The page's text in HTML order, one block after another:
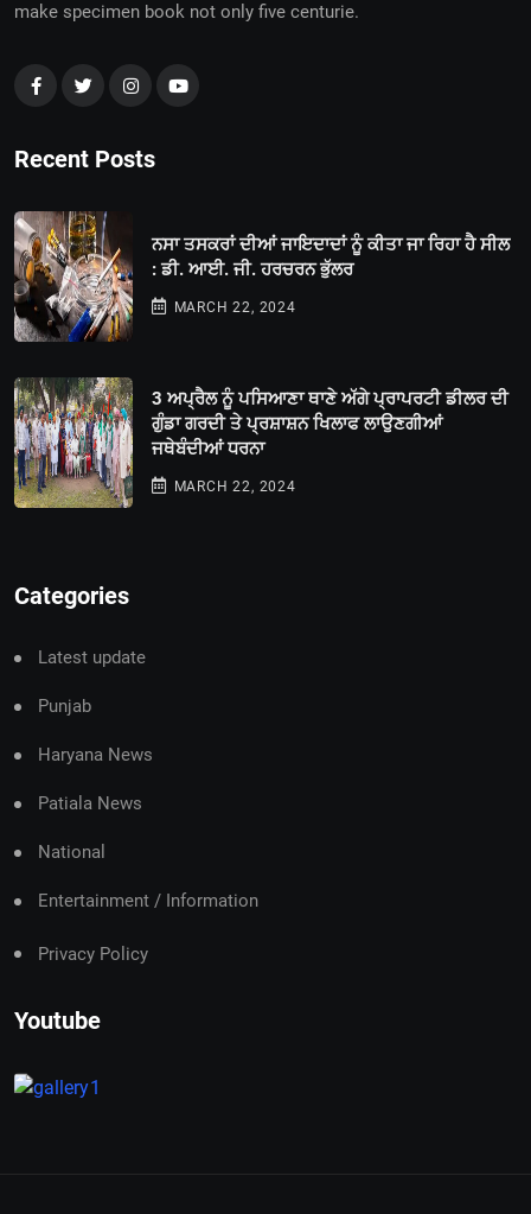
make specimen book not only five centurie.
Recent Posts
ਨਸਾ ਤਸਕਰਾਂ ਦੀਆਂ ਜਾਇਦਾਦਾਂ ਨੂੰ ਕੀਤਾ ਜਾ ਰਿਹਾ ਹੈ ਸੀਲ
: ਡੀ. ਆਈ. ਜੀ. ਹਰਚਰਨ ਭੁੱਲਰ
MARCH 22, 2024
3 ਅਪ੍ਰੈਲ ਨੂੰ ਪਸਿਆਣਾ ਥਾਣੇ ਅੱਗੇ ਪ੍ਰਾਪਰਟੀ ਡੀਲਰ ਦੀ
ਗੁੰਡਾ ਗਰਦੀ ਤੇ ਪ੍ਰਸ਼ਾਸ਼ਨ ਖਿਲਾਫ ਲਾਉਣਗੀਆਂ
ਜਥੇਬੰਦੀਆਂ ਧਰਨਾ
MARCH 22, 2024
Categories
Latest update
Punjab
Haryana News
Patiala News
National
Entertainment / Information
Privacy Policy
Youtube